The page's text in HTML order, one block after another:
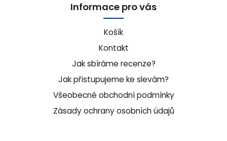
Informace pro vás
Košík
Kontakt
Jak sbíráme recenze?
Jak přistupujeme ke slevám?
Všeobecné obchodní podmínky
Zásady ochrany osobních údajů